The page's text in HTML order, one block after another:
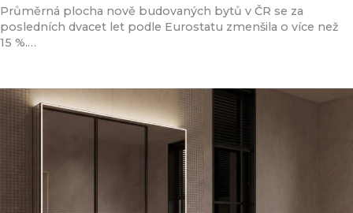
Průměrná plocha nově budovaných bytů v ČR se za
posledních dvacet let podle Eurostatu zmenšila o více než
15 %.…